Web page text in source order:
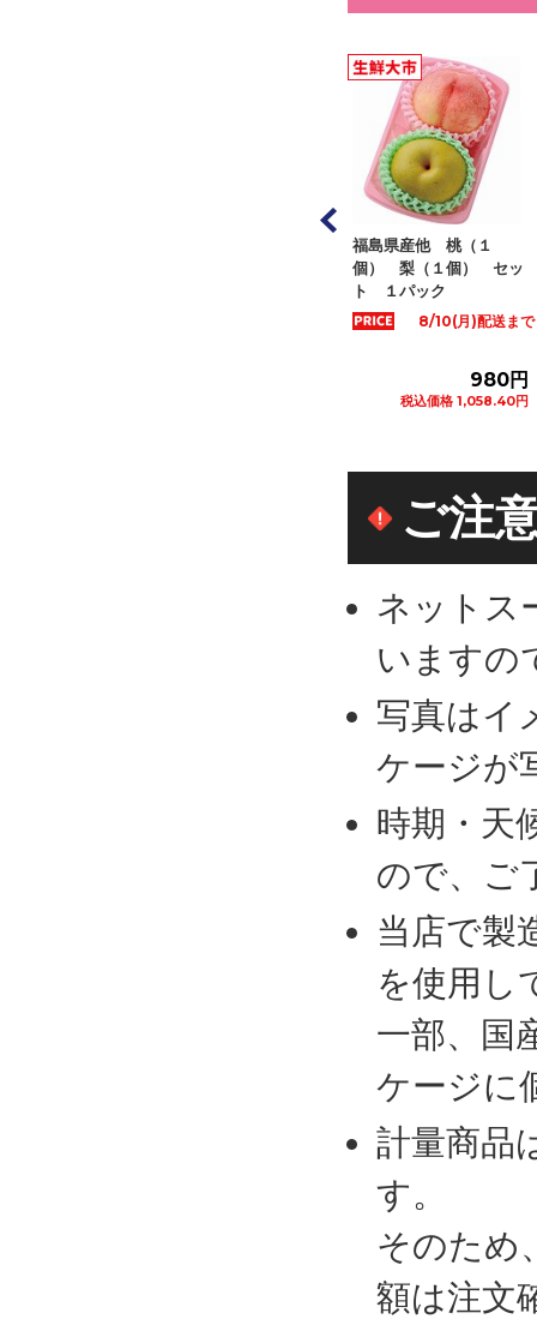
大分県など国内産 幸水
梨 ２Ｌサイズ ２個
入 １パック
798円
税込価格 861.84円
ご注
ネットス
いますの
写真はイ
ケージが
時期・天
ので、ご
当店で製
を使用し
一部、国
ケージに
計量商品
す。
そのため
額は注文